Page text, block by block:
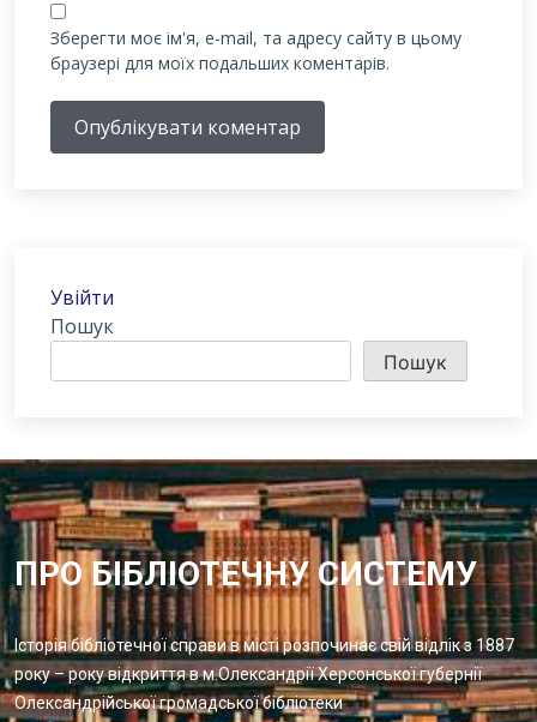
Зберегти моє ім'я, e-mail, та адресу сайту в цьому
браузері для моїх подальших коментарів.
Опублікувати коментар
Увійти
Пошук
Пошук
ПРО БІБЛІОТЕЧНУ СИСТЕМУ
Історія бібліотечної справи в місті розпочинає свій відлік з 1887
року – року відкриття в м.Олександрії Херсонської губернії
Олександрійської громадської бібліотеки